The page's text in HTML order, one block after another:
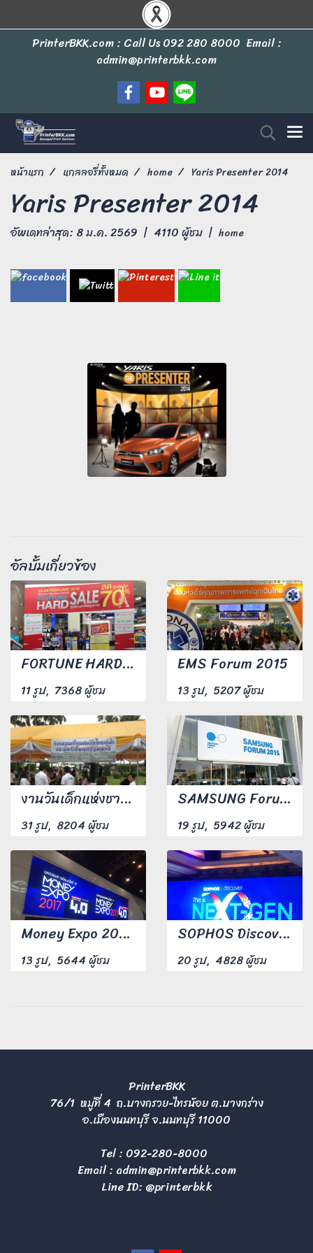
PrinterBKK.com : Call Us092 280 8000 Email :
admin@printerbkk.com
หน้าแรก แกลลอรี่ทั้งหมด home Yaris Presenter 2014
Yaris Presenter 2014
อัพเดทล่าสุด: 8 ม.ค. 2569 | 4110 ผู้ชม | home
อัลบั้มเกี่ยวข้อง
FORTUNE HARD SALE 2016
11 รูป, 7368 ผู้ชม
EMS Forum 2015
13 รูป, 5207 ผู้ชม
งานวันเด็กแห่งชาติ ณ ทำเนียบรัฐบาล ปี 59
31 รูป, 8204 ผู้ชม
SAMSUNG Forum 2015
19 รูป, 5942 ผู้ชม
Money Expo 2017 มหกรรมการเงิน ครั้งที่17
13 รูป, 5644 ผู้ชม
SOPHOS Discover 28 may - 1 jun 2017
20 รูป, 4828 ผู้ชม
PrinterBKK
76/1 หมู่ที่ 4 ถ.บางกรวย-ไทรน้อย ต.บางกร่าง
อ.เมืองนนทบุรี จ.นนทบุรี 11000
Tel : 092-280-8000
Email : admin@printerbkk.com
Line ID: @printerbkk